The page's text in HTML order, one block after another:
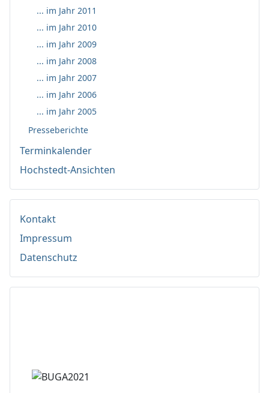
... im Jahr 2011
... im Jahr 2010
... im Jahr 2009
... im Jahr 2008
... im Jahr 2007
... im Jahr 2006
... im Jahr 2005
Presseberichte
Terminkalender
Hochstedt-Ansichten
Kontakt
Impressum
Datenschutz